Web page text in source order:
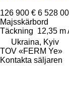
126 900 € 6 528
Majsskärbord
Täckning 12,35 m
Ukraina, Kyiv
TOV «FERM Ye»
Kontakta säljaren